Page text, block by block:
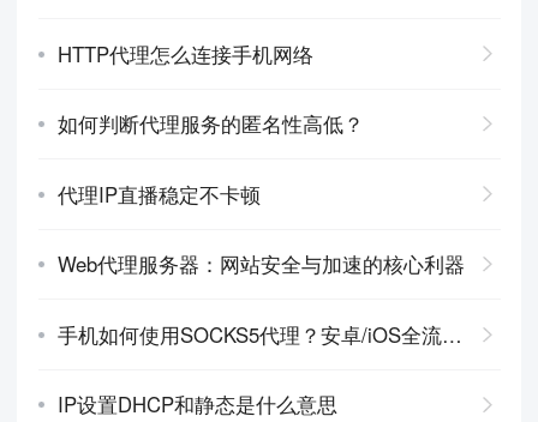
HTTP代理怎么连接手机网络
如何判断代理服务的匿名性高低？
代理IP直播稳定不卡顿
Web代理服务器：网站安全与加速的核心利器
手机如何使用SOCKS5代理？安卓/iOS全流程指南
IP设置DHCP和静态是什么意思